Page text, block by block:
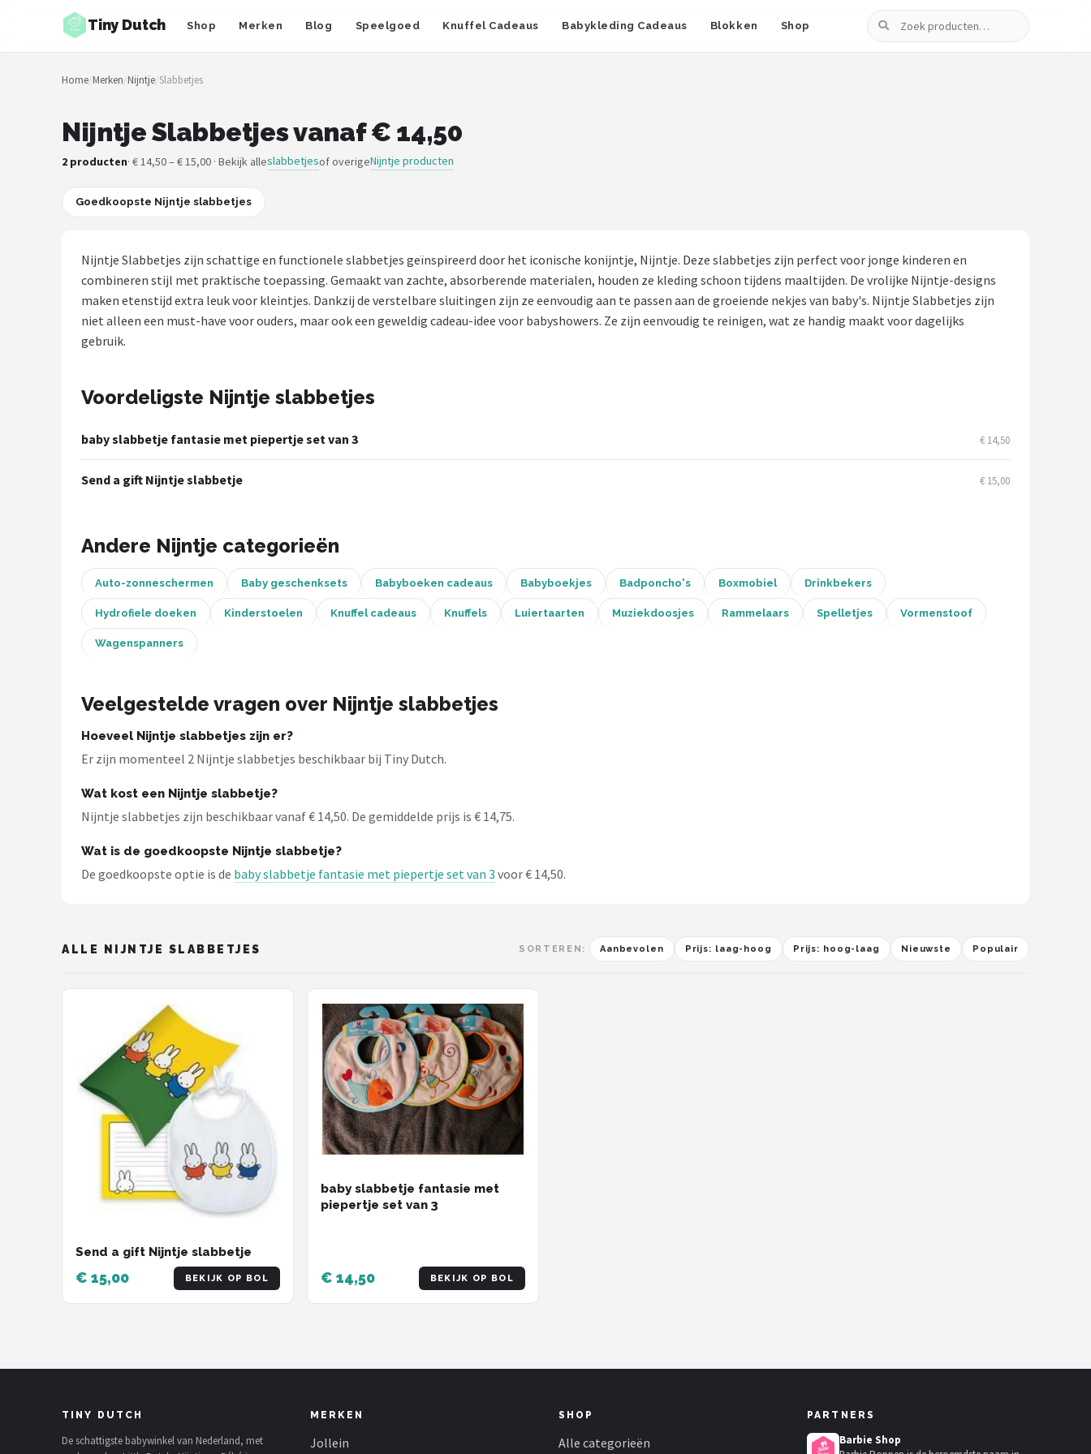
Tiny Dutch Shop Merken Blog Speelgoed Knuffel Cadeaus Babykleding Cadeaus Blokken Shop
Zoeken
Zoeken
NAVIGATIE
Merken
Knuffel Cadeaus
Babykleding Cadeaus
Happy Horse
Soft Touch
Funnies.
Alle merken →
Home/Merken/Nijntje/Slabbetjes
Nijntje Slabbetjes vanaf € 14,50
2 producten· € 14,50 – € 15,00 · Bekijk alleslabbetjesof overigeNijntje producten
Goedkoopste Nijntje slabbetjes
Nijntje Slabbetjes zijn schattige en functionele slabbetjes geïnspireerd door het iconische konijntje, Nijntje. Deze slabbetjes zijn perfect voor jonge kinderen en
combineren stijl met praktische toepassing. Gemaakt van zachte, absorberende materialen, houden ze kleding schoon tijdens maaltijden. De vrolijke Nijntje-designs
maken etenstijd extra leuk voor kleintjes. Dankzij de verstelbare sluitingen zijn ze eenvoudig aan te passen aan de groeiende nekjes van baby's. Nijntje Slabbetjes zijn
niet alleen een must-have voor ouders, maar ook een geweldig cadeau-idee voor babyshowers. Ze zijn eenvoudig te reinigen, wat ze handig maakt voor dagelijks
gebruik.
Voordeligste Nijntje slabbetjes
baby slabbetje fantasie met piepertje set van 3 € 14,50
Send a gift Nijntje slabbetje € 15,00
Andere Nijntje categorieën
Auto-zonneschermen Baby geschenksets Babyboeken cadeaus Babyboekjes Badponcho's Boxmobiel Drinkbekers
Hydrofiele doeken Kinderstoelen Knuffel cadeaus Knuffels Luiertaarten Muziekdoosjes Rammelaars Spelletjes Vormenstoof
Wagenspanners
Veelgestelde vragen over Nijntje slabbetjes
Hoeveel Nijntje slabbetjes zijn er?
Er zijn momenteel 2 Nijntje slabbetjes beschikbaar bij Tiny Dutch.
Wat kost een Nijntje slabbetje?
Nijntje slabbetjes zijn beschikbaar vanaf € 14,50. De gemiddelde prijs is € 14,75.
Wat is de goedkoopste Nijntje slabbetje?
De goedkoopste optie is de baby slabbetje fantasie met piepertje set van 3 voor € 14,50.
ALLE NIJNTJE SLABBETJES SORTEREN: Aanbevolen Prijs: laag-hoog Prijs: hoog-laag Nieuwste Populair
Send a gift Nijntje slabbetje
€ 15,00 BEKIJK OP BOL
baby slabbetje fantasie met
piepertje set van 3
€ 14,50 BEKIJK OP BOL
TINY DUTCH
De schattigste babywinkel van Nederland, met
MERKEN
Jollein
SHOP
Alle categorieën
PARTNERS
Barbie Shop